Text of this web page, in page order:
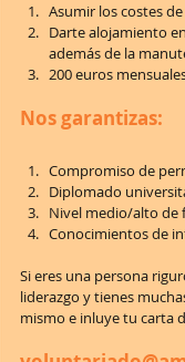
Asumir los costes
Darte alojamiento
además de la
200 euros
Nos garantizas:
Compromiso de
Diplomado
Nivel medio/alto de
Conocimientos de
Si eres una persona
liderazgo y tienes
mismo e inluye tu carta